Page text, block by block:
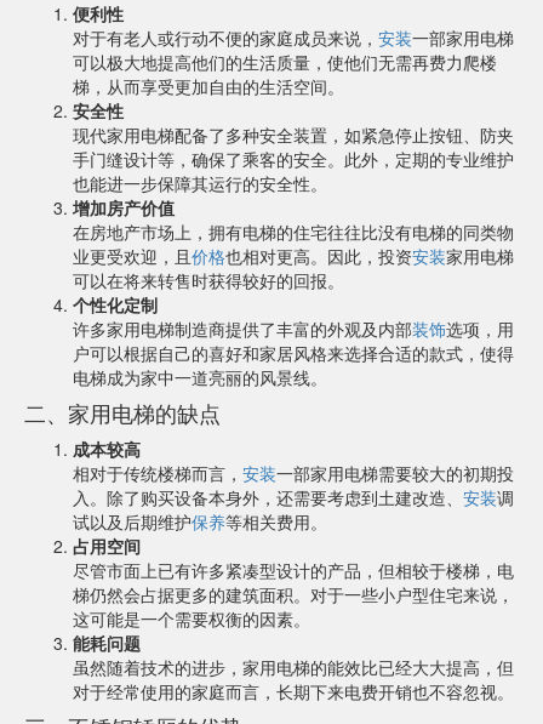
便利性
对于有老人或行动不便的家庭成员来说， 安装一部家用电梯
可以极大地提高他们的生活质量，使他们无需再费力爬楼
梯，从而享受更加自由的生活空间。
安全性
现代家用电梯配备了多种安全装置，如紧急停止按钮、防夹
手门缝设计等，确保了乘客的安全。此外，定期的专业维护
也能进一步保障其运行的安全性。
增加房产价值
在房地产市场上，拥有电梯的住宅往往比没有电梯的同类物
业更受欢迎，且价格也相对更高。因此，投资安装家用电梯
可以在将来转售时获得较好的回报。
个性化定制
许多家用电梯制造商提供了丰富的外观及内部装饰选项，用
户可以根据自己的喜好和家居风格来选择合适的款式，使得
电梯成为家中一道亮丽的风景线。
二、家用电梯的缺点
成本较高
相对于传统楼梯而言， 安装一部家用电梯需要较大的初期投
入。除了购买设备本身外，还需要考虑到土建改造、 安装调
试以及后期维护保养等相关费用。
占用空间
尽管市面上已有许多紧凑型设计的产品，但相较于楼梯，电
梯仍然会占据更多的建筑面积。对于一些小户型住宅来说，
这可能是一个需要权衡的因素。
能耗问题
虽然随着技术的进步，家用电梯的能效比已经大大提高，但
对于经常使用的家庭而言，长期下来电费开销也不容忽视。